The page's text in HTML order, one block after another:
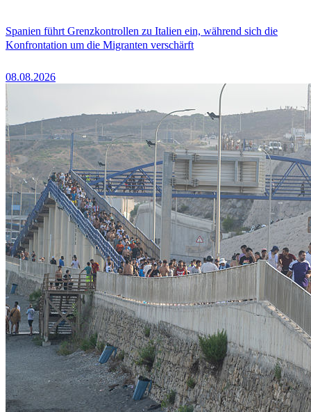
Spanien führt Grenzkontrollen zu Italien ein, während sich die
Konfrontation um die Migranten verschärft
08.08.2026